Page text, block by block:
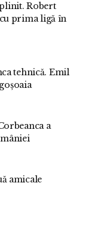
Robert
prima ligă în
tehnică. Emil
a
amicale